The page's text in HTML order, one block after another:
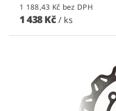
1 188,43 Kč bez DPH
1 438 Kč / ks